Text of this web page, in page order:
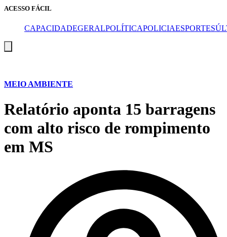
ACESSO FÁCIL
CAPACIDADEGERALPOLÍTICAPOLICIAESPORTES
de
MEIO AMBIENTE
Relatório aponta 15 barragens
com alto risco de rompimento
em MS